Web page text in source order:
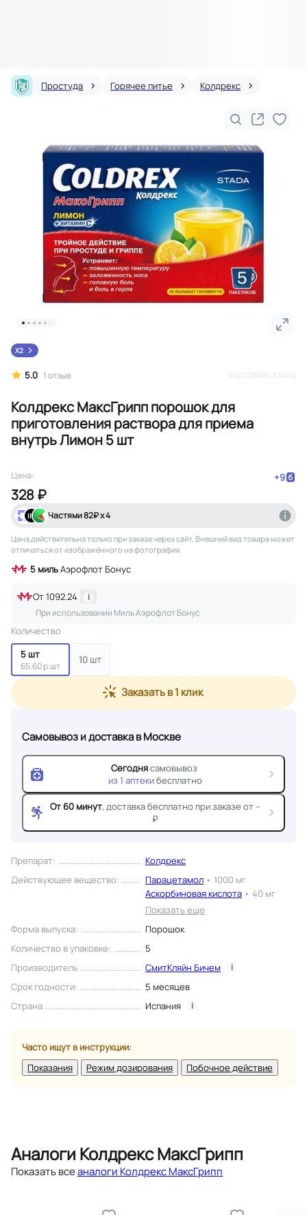
Простуда Горячее питье Колдрекс
5.0 1отзыв
Колдрекс МаксГрипп порошок для
приготовления раствора для приема
внутрь Лимон 5 шт
X2
Препарат:
Колдрекс
Действующее вещество: Парацетамол • 1000 мг
Аскорбиновая кислота • 40 мг
Показать еще
Форма выпуска:
Порошок
Количество в упаковке:
5
Производитель
СмитКляйн Бичем i
Срок годности:
5 месяцев
Страна
Испания i
Часто ищут в инструкции:
Показания
Режим дозирования Побочное действие
Цена: +9
328 ₽
Частями82₽ х 4
Цена действительна только при заказе через сайт. Внешний вид товара может
отличаться от изображённого на фотографии.
5 мильАэрофлот Бонус
От1092.24
i
При использовании Миль Аэрофлот Бонус
Количество
5 шт
65.60 р.шт
10 шт
Заказать в 1 клик
Самовывоз и доставкав Москве
Сегоднясамовывоз
из 1 аптекибесплатно
От 60 минут, доставкабесплатно при заказе от --
₽
Аналоги Колдрекс МаксГрипп
Показать всеаналоги Колдрекс МаксГрипп